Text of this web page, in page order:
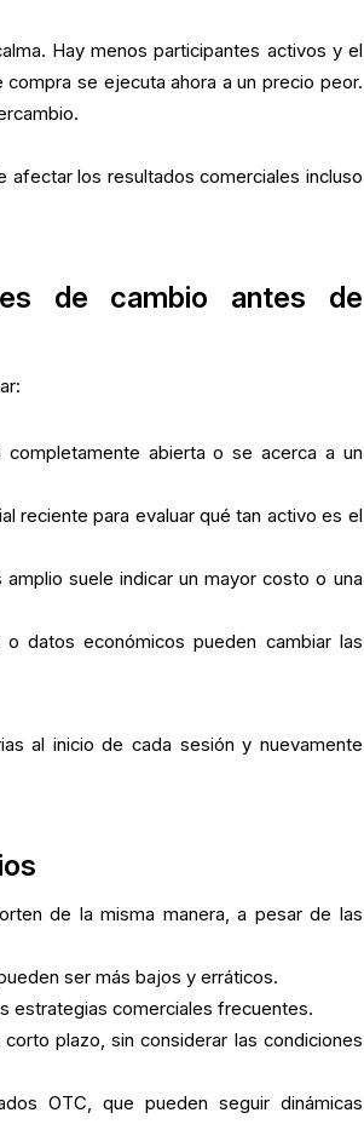
Hay menos participantes activos y el
se ejecuta ahora a un precio peor.
afectar los resultados comerciales incluso
de cambio antes de
abierta o se acerca a un
reciente para evaluar qué tan activo es el
amplio suele indicar un mayor costo o una
o datos económicos pueden cambiar las
al inicio de cada sesión y nuevamente
de la misma manera, a pesar de las
ser más bajos y erráticos.
estrategias comerciales frecuentes.
plazo, sin considerar las condiciones
OTC, que pueden seguir dinámicas